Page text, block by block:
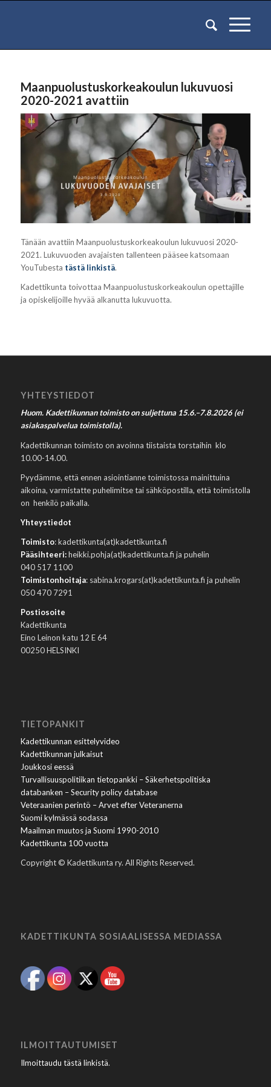
Maanpuolustuskorkeakoulun lukuvuosi
2020-2021 avattiin
Tänään avattiin Maanpuolustuskorkeakoulun lukuvuosi 2020-
2021. Lukuvuoden avajaisten tallenteen pääsee katsomaan
YouTubesta tästä linkistä.
Kadettikunta toivottaa Maanpuolustuskorkeakoulun opettajille
ja opiskelijoille hyvää alkanutta lukuvuotta.
YHTEYSTIEDOT
Huom. Kadettikunnan toimisto on suljettuna 15.6.–7.8.2026 (ei
asiakaspalvelua toimistolla).
Kadettikunnan toimisto on avoinna tiistaista torstaihin klo
10.00-14.00.
Pyydämme, että ennen asiointianne toimistossa mainittuina
aikoina, varmistatte puhelimitse tai sähköpostilla, että toimistolla
on henkilö paikalla.
Yhteystiedot
Toimisto: kadettikunta(at)kadettikunta.fi
Pääsihteeri:heikki.pohja(at)kadettikunta.fi ja puhelin
040 517 1100
Toimistonhoitaja: sabina.krogars(at)kadettikunta.fi ja puhelin
050 470 7291
Postiosoite
Kadettikunta
Eino Leinon katu 12 E 64
00250 HELSINKI
TIETOPANKIT
Kadettikunnan esittelyvideo
Kadettikunnan julkaisut
Joukkosi eessä
Turvallisuuspolitiikan tietopankki – Säkerhetspolitiska
databanken – Security policy database
Veteraanien perintö – Arvet efter Veteranerna
Suomi kylmässä sodassa
Maailman muutos ja Suomi 1990-2010
Kadettikunta 100 vuotta
Copyright © Kadettikunta ry. All Rights Reserved.
KADETTIKUNTA SOSIAALISESSA MEDIASSA
ILMOITTAUTUMISET
Ilmoittaudu tästä linkistä.